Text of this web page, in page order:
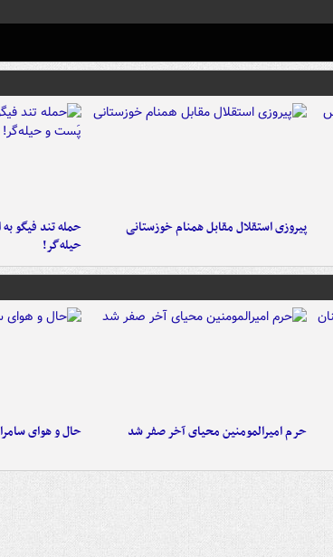
پیروزی استقلال مقابل همنام خوزستانی
حمله تند فیگو
حیله‌گر!
حرم امیرالمومنین محیای آخر صفر شد حال و هوای